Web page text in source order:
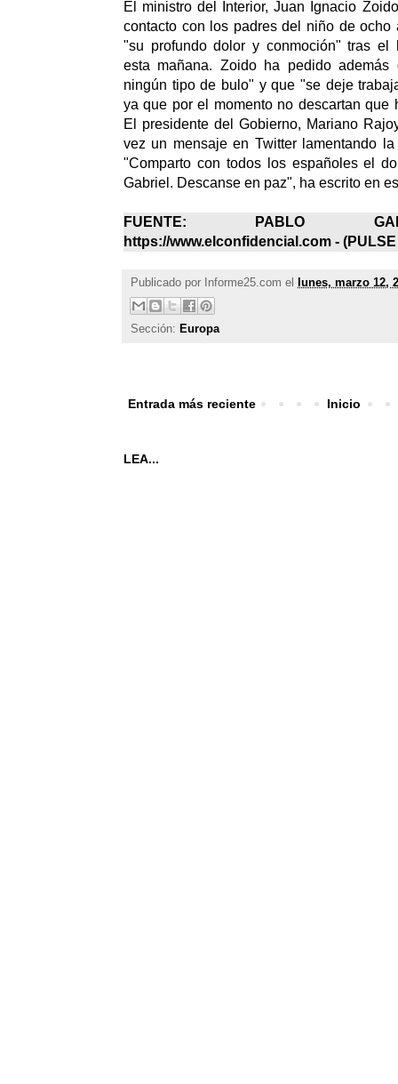
El ministro del Interior, Juan Ignacio
contacto con los padres del niño de ocho
"su profundo dolor y conmoción" tras el
esta mañana. Zoido ha pedido
ningún tipo de bulo" y que "se deje
ya que por el momento no descartan que
El presidente del Gobierno, Mariano
vez un mensaje en Twitter lamentando
"Comparto con todos los españoles el
Gabriel. Descanse en paz", ha escrito en
FUENTE: PABLO
https://www.elconfidencial.com - (
Publicado por Informe25.com el lunes, marzo 12,
Sección: Europa
Entrada más reciente Inicio
LEA...